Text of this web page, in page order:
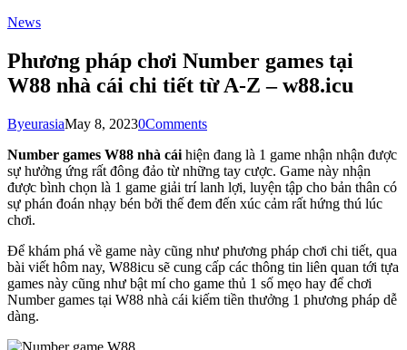
News
Phương pháp chơi Number games tại
W88 nhà cái chi tiết từ A-Z – w88.icu
ByeurasiaMay 8, 20230Comments
Number games W88 nhà cái hiện đang là 1 game nhận nhận được
sự hưởng ứng rất đông đảo từ những tay cược. Game này nhận
được bình chọn là 1 game giải trí lanh lợi, luyện tập cho bản thân có
sự phán đoán nhạy bén bởi thế đem đến xúc cảm rất hứng thú lúc
chơi.
Để khám phá về game này cũng như phương pháp chơi chi tiết, qua
bài viết hôm nay, W88icu sẽ cung cấp các thông tin liên quan tới tựa
games này cũng như bật mí cho game thủ 1 số mẹo hay để chơi
Number games tại W88 nhà cái kiếm tiền thưởng 1 phương pháp dễ
dàng.